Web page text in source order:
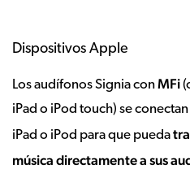
Dispositivos Apple
Los audífonos Signia conMFi
iPad o iPod touch) se
iPad o iPod para que pueda
música directamente a sus